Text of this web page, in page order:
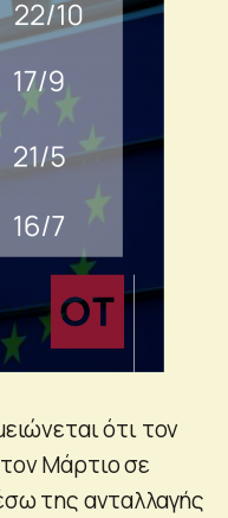
ότι τον
Μάρτιο σε
της ανταλλαγής